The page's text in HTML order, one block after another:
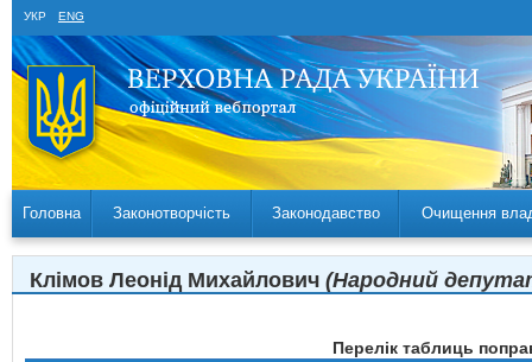
УКР ENG
Головна Законотворчість Законодавство Очищення
Клімов Леонід Михайлович (Народний
Перелік таблиць